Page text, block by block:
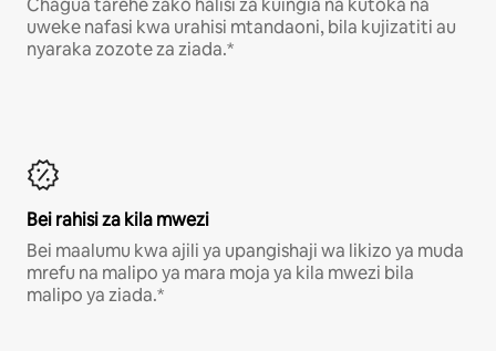
Chagua tarehe zako halisi za kuingia na kutoka na
uweke nafasi kwa urahisi mtandaoni, bila kujizatiti au
nyaraka zozote za ziada.*
Bei rahisi za kila mwezi
Bei maalumu kwa ajili ya upangishaji wa likizo ya muda
mrefu na malipo ya mara moja ya kila mwezi bila
malipo ya ziada.*